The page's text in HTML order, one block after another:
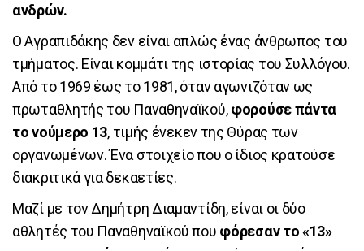
ανδρών.
Ο Αγραπιδάκης δεν είναι απλώς ένας άνθρωπος του
τμήματος. Είναι κομμάτι της ιστορίας του Συλλόγου.
Από το 1969 έως το 1981, όταν αγωνιζόταν ως
πρωταθλητής του Παναθηναϊκού,φορούσε πάντα
το νούμερο 13, τιμής ένεκεν της Θύρας των
οργανωμένων. Ένα στοιχείο που ο ίδιος κρατούσε
διακριτικά για δεκαετίες.
Μαζί με τον Δημήτρη Διαμαντίδη, είναι οι δύο
αθλητές του Παναθηναϊκού που φόρεσαν το «13»